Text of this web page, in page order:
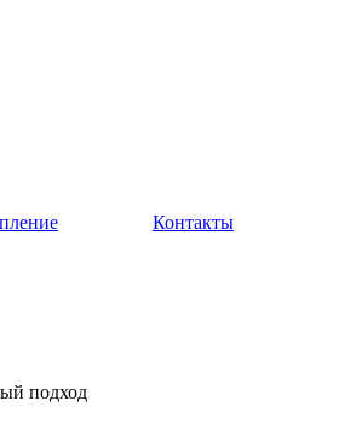
Контакты
подход